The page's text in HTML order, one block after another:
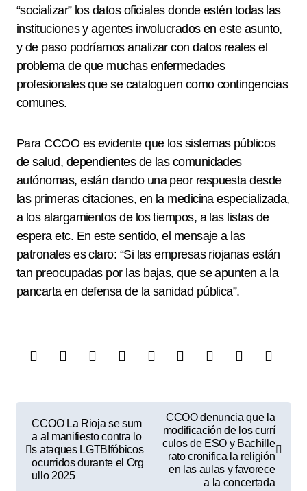
“socializar” los datos oficiales donde estén todas las
instituciones y agentes involucrados en este asunto,
y de paso podríamos analizar con datos reales el
problema de que muchas enfermedades
profesionales que se cataloguen como contingencias
comunes.
Para CCOO es evidente que los sistemas públicos
de salud, dependientes de las comunidades
autónomas, están dando una peor respuesta desde
las primeras citaciones, en la medicina especializada,
a los alargamientos de los tiempos, a las listas de
espera etc. En este sentido, el mensaje a las
patronales es claro: “Si las empresas riojanas están
tan preocupadas por las bajas, que se apunten a la
pancarta en defensa de la sanidad pública”.
CCOO La Rioja se sum
a al manifiesto contra lo
s ataques LGTBIfóbicos
ocurridos durante el Org
ullo 2025
CCOO denuncia que la
modificación de los currí
culos de ESO y Bachille
rato cronifica la religión
en las aulas y favorece
a la concertada